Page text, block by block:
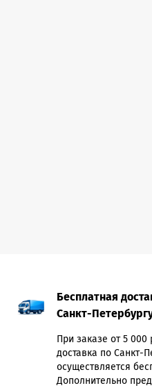
Бесплатная
Санкт-
При заказе от 5 000
доставка по Санкт-
осуществляется
Дополнительно